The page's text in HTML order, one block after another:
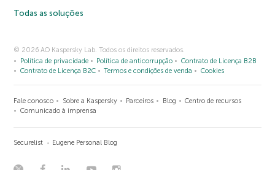
Todas as soluções
© 2026 AO Kaspersky Lab. Todos os direitos reservados.
Política de privacidade
Política de anticorrupção
Contrato de Licença B2B
Contrato de Licença B2C
Termos e condições de venda Cookies
Fale conosco Sobre a Kaspersky Parceiros Blog
Centro de recursos
Comunicado à imprensa
Securelist Eugene Personal Blog